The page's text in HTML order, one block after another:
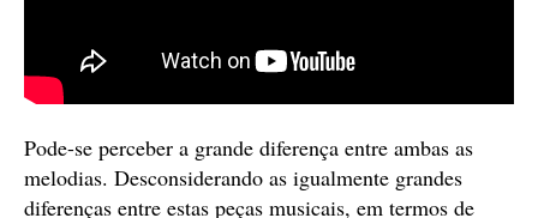
Pode-se perceber a grande diferença entre ambas as
melodias. Desconsiderando as igualmente grandes
diferenças entre estas peças musicais, em termos de